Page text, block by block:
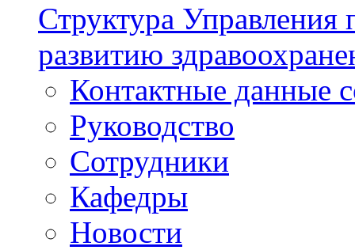
Структура
развитию
Контактные данные
Руководство
Сотрудники
Кафедры
Новости